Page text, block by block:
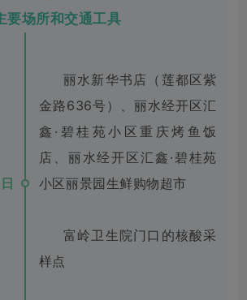
所和交通工具
丽水新华书店（莲都区紫
金路636号）、丽水经开区汇
鑫·碧桂苑小区重庆烤鱼饭
店、丽水经开区汇鑫·碧桂苑
小区丽景园生鲜购物超市
富岭卫生院门口的核酸采
样点